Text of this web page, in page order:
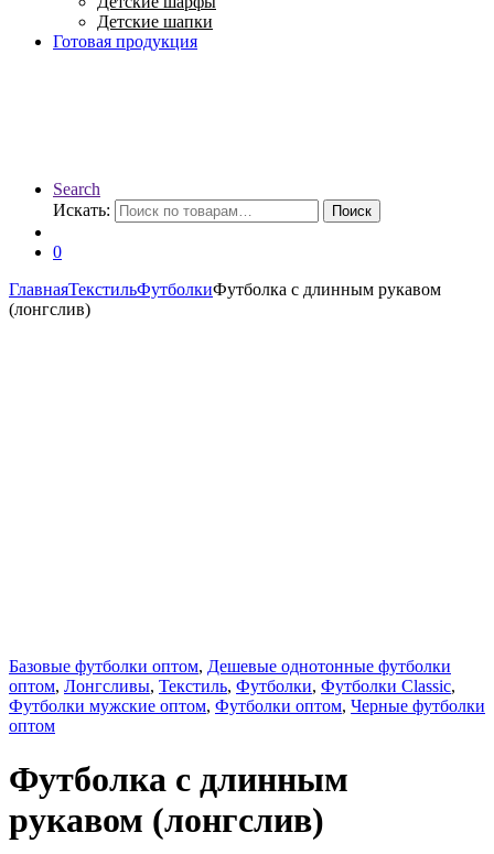
Детские шапки
Готовая продукция
Search
Искать:
Поиск
0
ГлавнаяТекстильФутболкиФутболка с длинным рукавом
(лонгслив)
Базовые футболки оптом, Дешевые однотонные футболки
оптом, Лонгсливы, Текстиль, Футболки, Футболки Classic,
Футболки мужские оптом, Футболки оптом, Черные футболки
оптом
Футболка с длинным
рукавом (лонгслив)